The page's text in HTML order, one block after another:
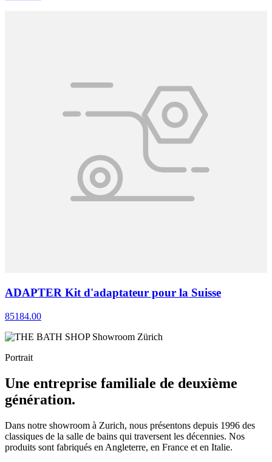
ADAPTER Kit d'adaptateur pour la Suisse
85184.00
Portrait
Une entreprise familiale de deuxième
génération.
Dans notre showroom à Zurich, nous présentons depuis 1996 des
classiques de la salle de bains qui traversent les décennies. Nos
produits sont fabriqués en Angleterre, en France et en Italie.